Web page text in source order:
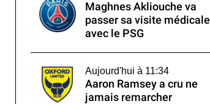
Maghnes Akliouche va
passer sa visite médicale
avec le PSG
Aujourd'hui à 11:34
Aaron Ramsey a cru ne
jamais remarcher